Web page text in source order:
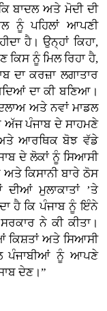
ਬਾਦਲ ਅਤੇ ਮੋਦੀ ਦੀ
ਨੂੰ ਪਹਿਲਾਂ ਆਪਣੀ
ਹੈ। ਉਨ੍ਹਾਂ ਕਿਹਾ,
ਕਿਸ ਨੂੰ ਮਿਲ ਰਿਹਾ ਹੈ,
ਦਾ ਕਰਜ਼ਾ ਲਗਾਤਾਰ
ਦਾ ਕੀ ਬਣਿਆ।
ਅਤੇ ਨਵਾਂ ਮਾਡਲ
ਪੰਜਾਬ ਦੇ ਸਾਹਮਣੇ
ਅਤੇ ਆਰਥਿਕ ਬੋਝ ਵੱਡੇ
ਦੇ ਲੋਕਾਂ ਨੂੰ ਸਿਆਸੀ
ਕਿਸਾਨੀ ਬਾਰੇ ਠੋਸ
ਦੀਆਂ ਮੁਲਾਕਾਤਾਂ ’ਤੇ
ਹੈ ਕਿ ਪੰਜਾਬ ਨੂੰ ਇੰਨੇ
ਨੇ ਕੀ ਕੀਤਾ।
ਕਿਸ਼ਤਾਂ ਅਤੇ ਸਿਆਸੀ
ਪੰਜਾਬੀਆਂ ਨੂੰ ਆਪਣੇ
ਦੇਣ।”